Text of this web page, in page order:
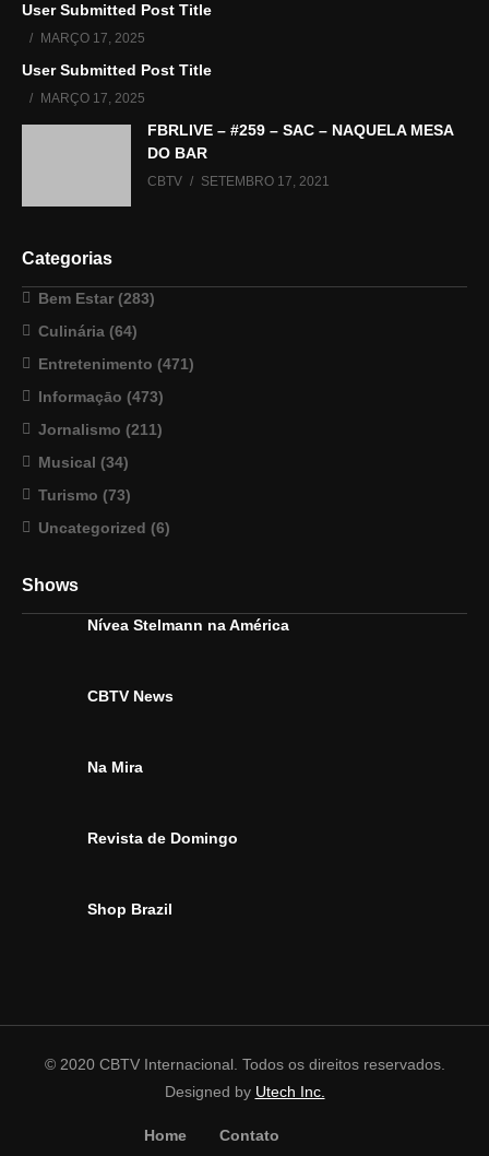
User Submitted Post Title
MARÇO 17, 2025
User Submitted Post Title
MARÇO 17, 2025
FBRLIVE – #259 – SAC – NAQUELA MESA
DO BAR
CBTV SETEMBRO 17, 2021
Categorias
Bem Estar (283)
Culinária (64)
Entretenimento (471)
Informaçāo (473)
Jornalismo (211)
Musical (34)
Turismo (73)
Uncategorized (6)
Shows
Nívea Stelmann na América
CBTV News
Na Mira
Revista de Domingo
Shop Brazil
© 2020 CBTV Internacional. Todos os direitos reservados.
Designed by Utech Inc.
Home Contato